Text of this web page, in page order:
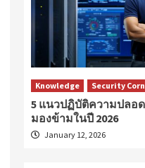
Knowledge Security
5 แนวปฏิบัติความปลอ
มองข้ามในปี 2026
January 12, 2026